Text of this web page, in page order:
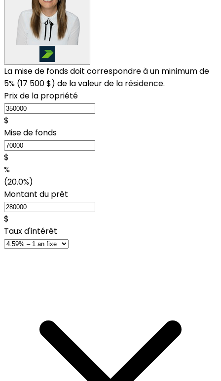
La mise de fonds doit correspondre à un minimum de
5% (17 500 $) de la valeur de la résidence.
Prix de la propriété
$
Mise de fonds
$
%
(20.0%)
Montant du prêt
$
Taux d'intérêt